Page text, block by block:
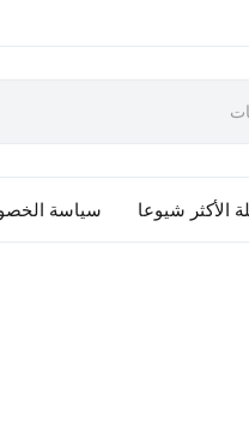
الأكثر شيوعا سياسة